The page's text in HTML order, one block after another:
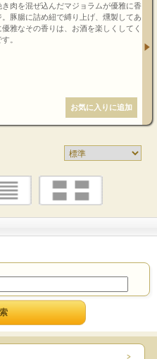
肉を混ぜ込んだマジョラムが優雅に香
豚腸に詰め紐で縛り上げ、燻製してあ
雅なその香りは、お酒を楽しくしてく
。